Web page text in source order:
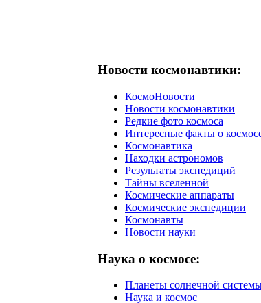
Новости космонавтики:
КосмоНовости
Новости космонавтики
Редкие фото космоса
Интересные факты о
Космонавтика
Находки астрономов
Результаты экспедиций
Тайны вселенной
Космические аппараты
Космические экспедиции
Космонавты
Новости науки
Наука о космосе:
Планеты солнечной
Наука и космос